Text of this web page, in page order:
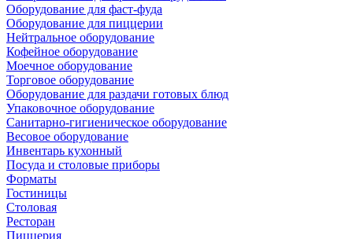
Оборудование для фаст-фуда
Оборудование для пиццерии
Нейтральное оборудование
Кофейное оборудование
Моечное оборудование
Торговое оборудование
Оборудование для раздачи готовых блюд
Упаковочное оборудование
Санитарно-гигиеническое оборудование
Весовое оборудование
Инвентарь кухонный
Посуда и столовые приборы
Форматы
Гостиницы
Столовая
Ресторан
Пиццерия